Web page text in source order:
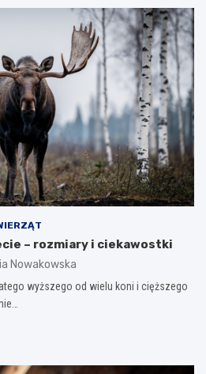
– rozmiary i ciekawostki
Nowakowska
wyższego od wielu koni i cięższego